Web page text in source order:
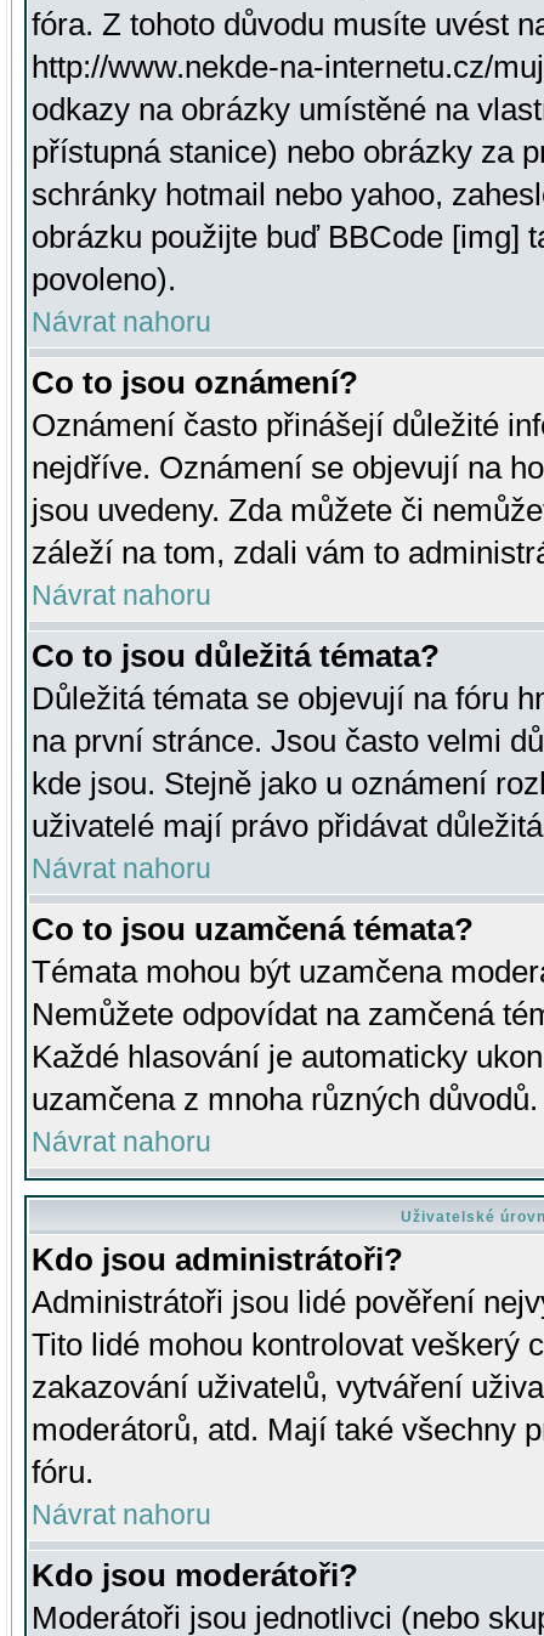
fóra. Z tohoto důvodu musíte uvést
http://www.nekde-na-internetu.cz/
odkazy na obrázky umístěné na
přístupná stanice) nebo obrázky za
schránky hotmail nebo yahoo,
obrázku použijte buď BBCode [img]
povoleno).
Návrat nahoru
Co to jsou oznámení?
Oznámení často přinášejí důležité
nejdříve. Oznámení se objevují na
jsou uvedeny. Zda můžete či
záleží na tom, zdali vám to
Návrat nahoru
Co to jsou důležitá témata?
Důležitá témata se objevují na fóru
na první stránce. Jsou často velmi
kde jsou. Stejně jako u oznámení
uživatelé mají právo přidávat
Návrat nahoru
Co to jsou uzamčená témata?
Témata mohou být uzamčena
Nemůžete odpovídat na zamčená
Každé hlasování je automaticky
uzamčena z mnoha různých důvodů.
Návrat nahoru
Uživatelské
Kdo jsou administrátoři?
Administrátoři jsou lidé pověření
Tito lidé mohou kontrolovat veškerý
zakazování uživatelů, vytváření
moderátorů, atd. Mají také všechny
fóru.
Návrat nahoru
Kdo jsou moderátoři?
Moderátoři jsou jednotlivci (nebo